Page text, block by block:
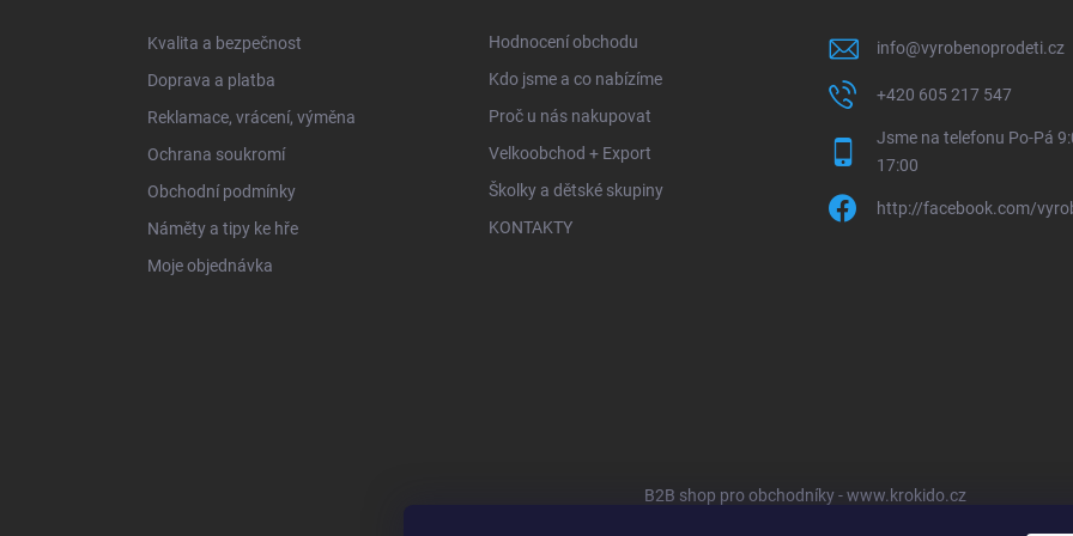
Kvalita a bezpečnost
Doprava a platba
Reklamace, vrácení, výměna
Ochrana soukromí
Obchodní podmínky
Náměty a tipy ke hře
Moje objednávka
Hodnocení obchodu
Kdo jsme a co nabízíme
Proč u nás nakupovat
Velkoobchod + Export
Školky a dětské skupiny
KONTAKTY
info@vyrobenoprodeti.cz
+420 605 217 547
Jsme na telefonu Po-Pá
17:00
http://facebook.com/
B2B shop pro obchodníky - www.krokido.cz